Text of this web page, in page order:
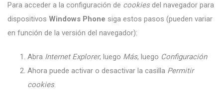
Para acceder a la configuración de cookiesdel navegador para
dispositivos Windows Phone siga estos pasos (pueden variar
en función de la versión del navegador):
Abra Internet Explorer, luego Más, luego Configuración
Ahora puede activar o desactivar la casilla Permitir
cookies.